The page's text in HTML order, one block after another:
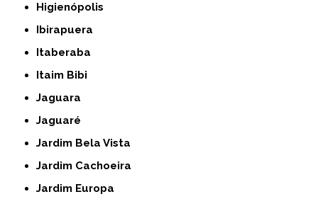
Higienópolis
Ibirapuera
Itaberaba
Itaim Bibi
Jaguara
Jaguaré
Jardim Bela Vista
Jardim Cachoeira
Jardim Europa